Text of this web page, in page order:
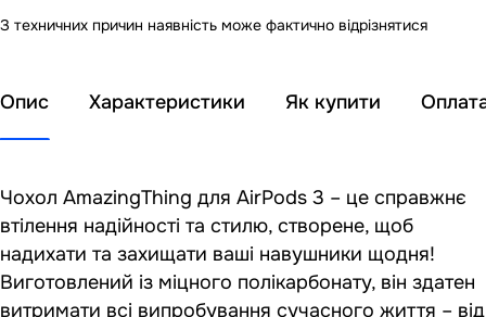
З техничних причин наявність може фактично відрізнятися
Опис Характеристики Як купити
Чохол AmazingThing для AirPods 3 – це справжнє
втілення надійності та стилю, створене, щоб
надихати та захищати ваші навушники щодня!
Виготовлений із міцного полікарбонату, він здатен
витримати всі випробування сучасного життя – від